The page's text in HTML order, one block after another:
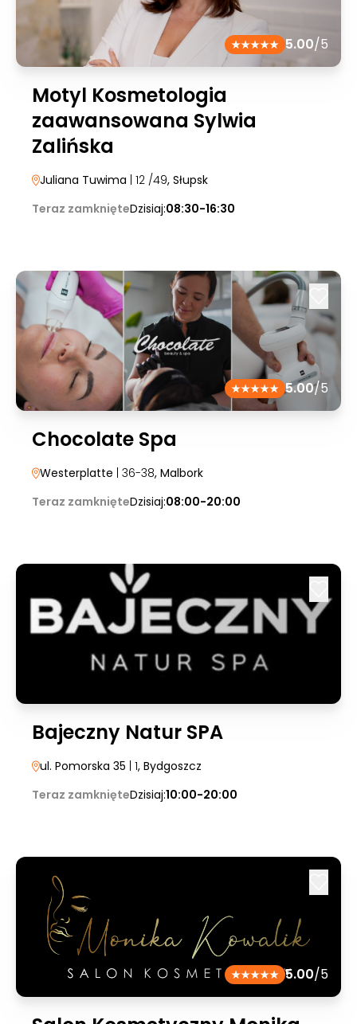
5.00/5
Motyl Kosmetologia
zaawansowana Sylwia
Zalińska
Juliana Tuwima | 12 /49, Słupsk
Teraz zamknięteDzisiaj:08:30-16:30
5.00/5
Chocolate Spa
Westerplatte | 36-38, Malbork
Teraz zamknięteDzisiaj:08:00-20:00
Bajeczny Natur SPA
ul. Pomorska 35 | 1, Bydgoszcz
Teraz zamknięteDzisiaj:10:00-20:00
5.00/5